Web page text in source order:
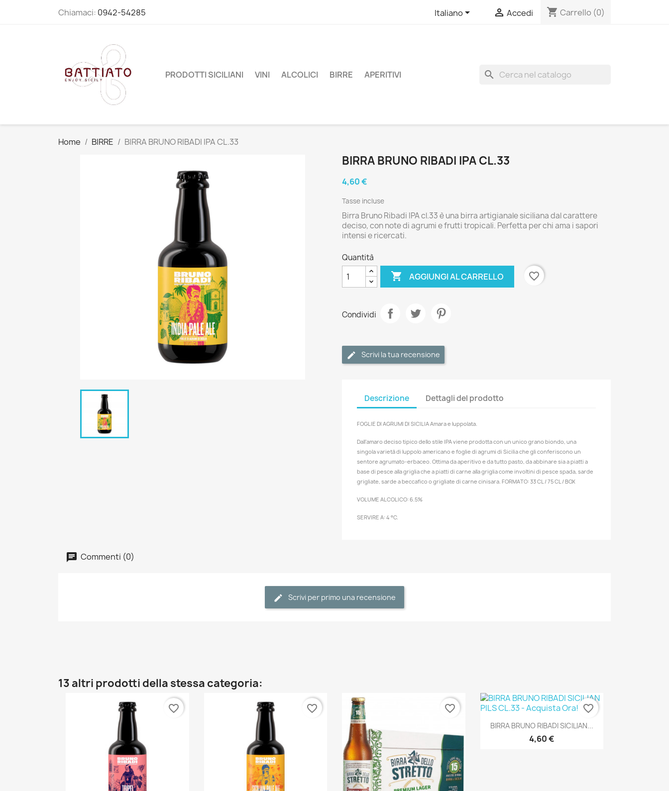
Chiamaci: 0942-54285 Italiano  Accedi shopping_cart Carrello (0)
PRODOTTI SICILIANI VINI ALCOLICI BIRRE APERITIVI search
Home BIRRE BIRRA BRUNO RIBADI IPA CL.33
BIRRA BRUNO RIBADI IPA CL.33
4,60 €
Tasse incluse
Birra Bruno Ribadi IPA cl.33 è una birra artigianale siciliana dal carattere
deciso, con note di agrumi e frutti tropicali. Perfetta per chi ama i sapori
intensi e ricercati.
Quantità
 AGGIUNGI AL CARRELLO favorite_border
Condividi
Scrivi la tua recensione
Descrizione Dettagli del prodotto
FOGLIE DI AGRUMI DI SICILIA Amara e luppolata.
Dall’amaro deciso tipico dello stile IPA viene prodotta con un unico grano biondo, una
singola varietà di luppolo americano e foglie di agrumi di Sicilia che gli conferiscono un
sentore agrumato-erbaceo. Ottima da aperitivo e da tutto pasto, da abbinare sia a piatti a
base di pesce alla griglia che a piatti di carne alla griglia come involtini di pesce spada, sarde
grigliate, sarde a beccafico o grigliate di carne cinisara. FORMATO: 33 CL / 75 CL / BOX
VOLUME ALCOLICO: 6.5%
SERVIRE A: 4 °C.
Commenti (0)
Scrivi per primo una recensione
13 altri prodotti della stessa categoria:
favorite_border favorite_border
favorite_border
Anteprima
BIRRA BRUNO RIBADI SICILIAN...
4,60 €
favorite_border